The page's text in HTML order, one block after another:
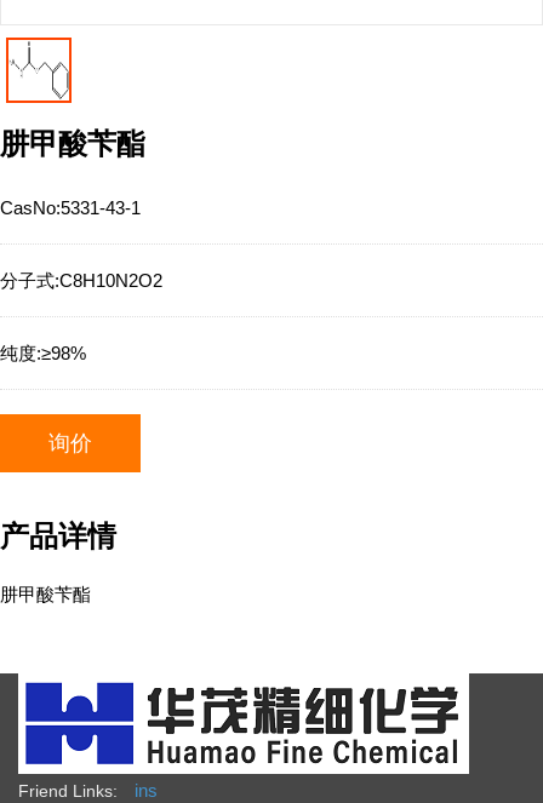
肼甲酸苄酯
CasNo:5331-43-1
分子式:C8H10N2O2
纯度:≥98%
询价
产品详情
肼甲酸苄酯
Friend Links: ins